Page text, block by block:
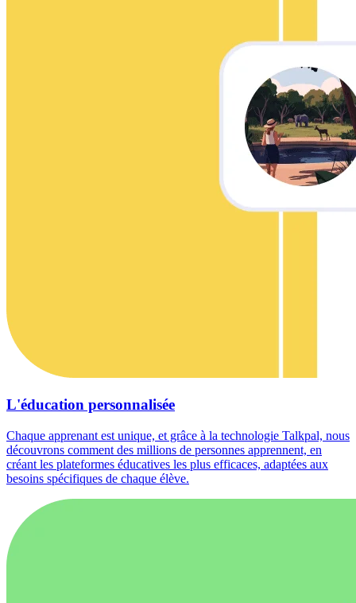
L'éducation personnalisée
Chaque apprenant est unique, et grâce à la technologie Talkpal, nous
découvrons comment des millions de personnes apprennent, en
créant les plateformes éducatives les plus efficaces, adaptées aux
besoins spécifiques de chaque élève.